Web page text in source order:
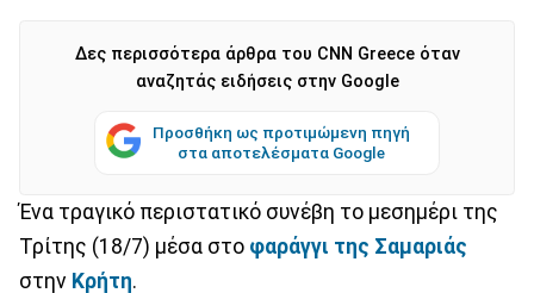
Δες περισσότερα άρθρα του CNN Greece όταν
αναζητάς ειδήσεις στην Google
Προσθήκη ως προτιμώμενη πηγή
στα αποτελέσματα Google
Ένα τραγικό περιστατικό συνέβη το μεσημέρι της
Τρίτης (18/7) μέσα στο φαράγγι της Σαμαριάς
στην Κρήτη.